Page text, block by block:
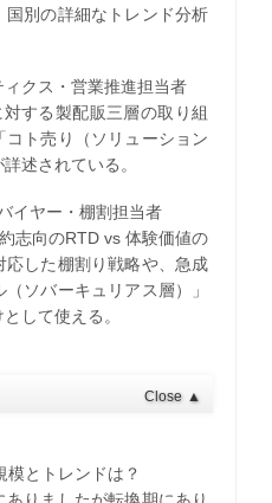
別の詳細なトレンド分析
ィクス・営業推進担当者
する製配販三層の取り組
ト売り（ソリューション
述されている。
イヤー・棚割担当者
志向のRTD vs 体験価値の
応した棚割り戦略や、急成
ソバーキュリアス層）」
して使える。
Close ▲
模とトレンドは？
ありましたが転換期にあり